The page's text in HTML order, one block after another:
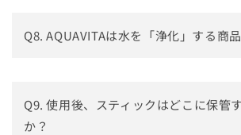
Q8. AQUAVITAは水を「浄化」する商
Q9. 使用後、スティックはどこに保管
か？